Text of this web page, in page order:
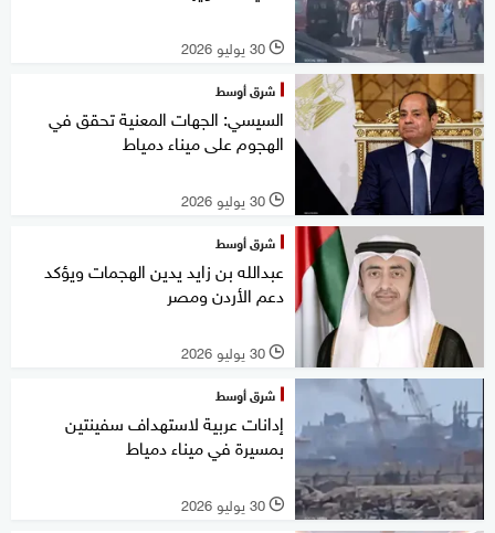
l 30 يوليو 2026
شرق أوسط
السيسي: الجهات المعنية تحقق في
الهجوم على ميناء دمياط
l 30 يوليو 2026
شرق أوسط
عبدالله بن زايد يدين الهجمات ويؤكد
دعم الأردن ومصر
l 30 يوليو 2026
شرق أوسط
إدانات عربية لاستهداف سفينتين
بمسيرة في ميناء دمياط
l 30 يوليو 2026